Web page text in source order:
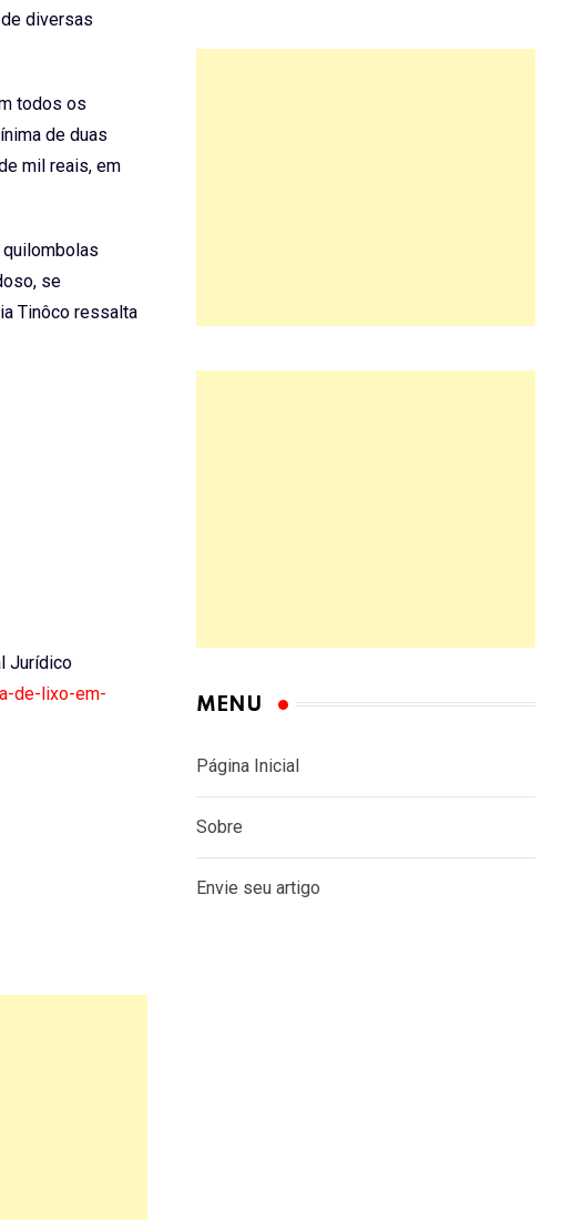
diversas
todos os
de duas
mil reais, em
quilombolas
se
Tinôco ressalta
Jurídico
de-lixo-em-